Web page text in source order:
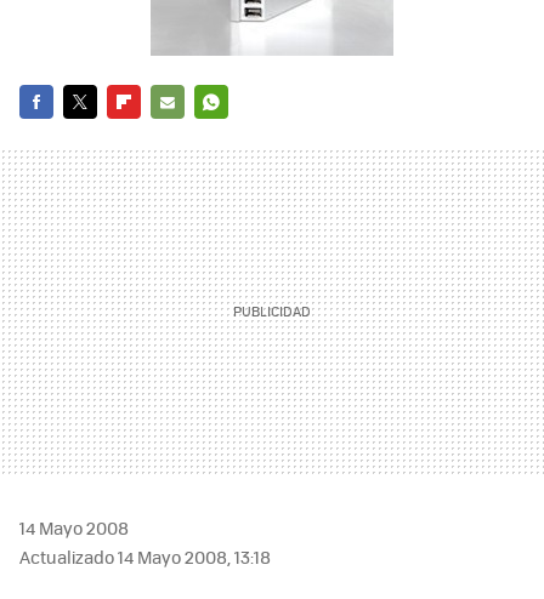
MAIL
14 Mayo 2008
Actualizado 14 Mayo 2008, 13:18